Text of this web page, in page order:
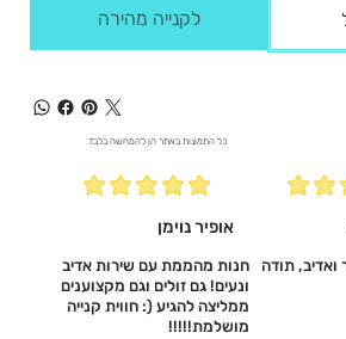
לקנייה מהירה
כל התמונות באתר הן להמחשה בלבד.
אופיר נוימן
חנות מהממת עם שירות אדיב
ונעים! גם זולים וגם מקצוענים
ממליצה להגיע (: חווית קנייה
מושלמת!!!!!‎
ואדיב, תודה